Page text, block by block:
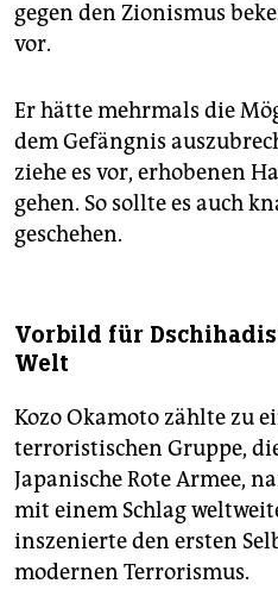
gegen den Zionismus
vor.
Er hätte mehrmals die
dem Gefängnis
ziehe es vor, erhobenen
gehen. So sollte es auch
geschehen.
Vorbild für
Welt
Kozo Okamoto zählte zu
terroristischen Gruppe,
Japanische Rote Armee,
mit einem Schlag
inszenierte den ersten
modernen Terrorismus.